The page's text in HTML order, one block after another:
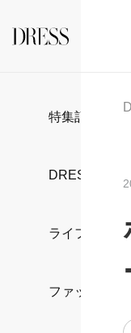
特集記事
DRESS部活
ライフスタイ
ファッション